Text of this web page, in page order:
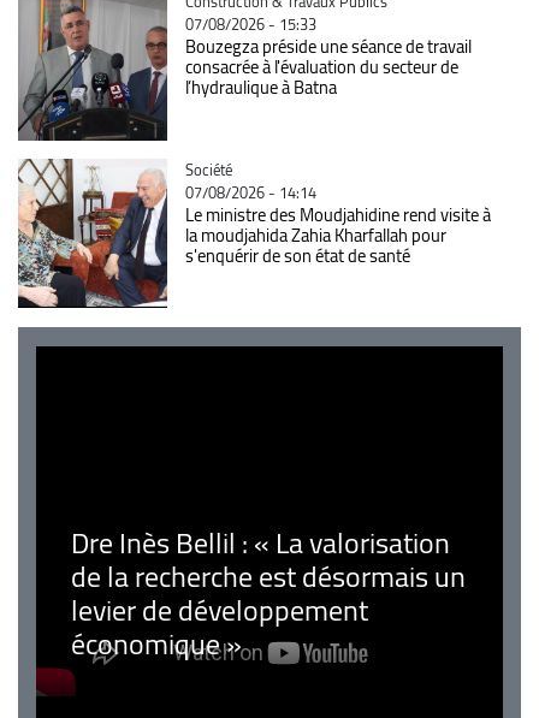
07/08/2026 - 15:33
Bouzegza préside une séance de travail
consacrée à l'évaluation du secteur de
l’hydraulique à Batna
Catégorie
Société
07/08/2026 - 14:14
Le ministre des Moudjahidine rend visite à
la moudjahida Zahia Kharfallah pour
s'enquérir de son état de santé
Dre Inès Bellil : « La valorisation
de la recherche est désormais un
levier de développement
économique »